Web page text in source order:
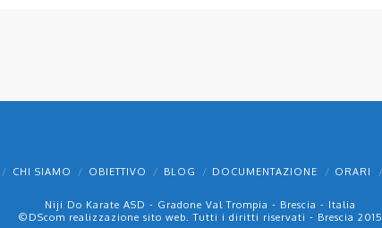
CHI SIAMO OBIETTIVO BLOG DOCUMENTAZIONE ORARI
Niji Do Karate ASD - Gradone Val Trompia - Brescia - Italia
© DScom realizzazione sito web. Tutti i diritti riservati - Brescia 2015